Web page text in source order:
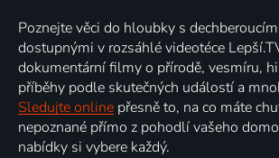
Poznejte věci do hloubky s
dostupnými v rozsáhlé videotéce
dokumentární filmy o přírodě, vesmíru,
příběhy podle skutečných událostí a
Sledujte online přesně to, na co máte
nepoznané přímo z pohodlí vašeho
nabídky si vybere každý.